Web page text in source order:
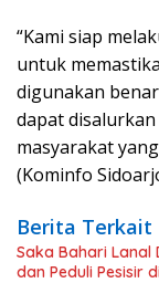
“Kami siap
untuk
digunakan
dapat disalurkan
masyarakat
(Kominfo
Berita Terkait
Saka Bahari Lanal
dan Peduli Pesisir